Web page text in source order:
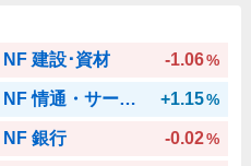
NF 建設･資材 -1.06%
NF 情通・サービス +1.15%
NF 銀行 -0.02%